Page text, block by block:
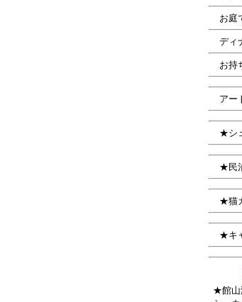
お庭
ディ
お持
アー
★シ
★民
★猫
★キ
★館山